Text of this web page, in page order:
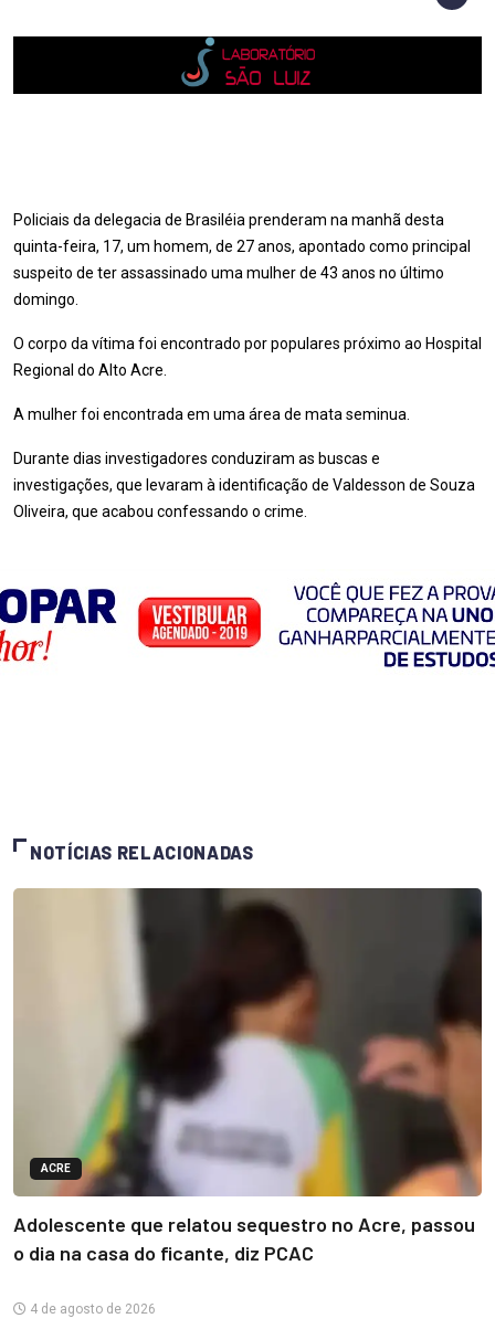
Policiais da delegacia de Brasiléia prenderam na manhã desta
quinta-feira, 17, um homem, de 27 anos, apontado como principal
suspeito de ter assassinado uma mulher de 43 anos no último
domingo.
O corpo da vítima foi encontrado por populares próximo ao Hospital
Regional do Alto Acre.
A mulher foi encontrada em uma área de mata seminua.
Durante dias investigadores conduziram as buscas e
investigações, que levaram à identificação de Valdesson de Souza
Oliveira, que acabou confessando o crime.
NOTÍCIAS RELACIONADAS
ACRE
Adolescente que relatou sequestro no Acre, passou
o dia na casa do ficante, diz PCAC
4 de agosto de 2026